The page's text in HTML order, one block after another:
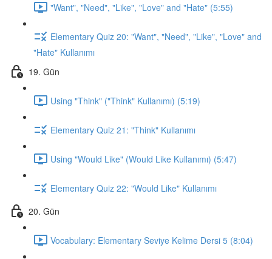
"Want", "Need", "Like", "Love" and "Hate" (5:55)
Elementary Quiz 20: "Want", "Need", "Like", "Love" and
"Hate" Kullanımı
19. Gün
Using "Think" ("Think" Kullanımı) (5:19)
Elementary Quiz 21: "Think" Kullanımı
Using "Would Like" (Would Like Kullanımı) (5:47)
Elementary Quiz 22: "Would Like" Kullanımı
20. Gün
Vocabulary: Elementary Seviye Kelime Dersi 5 (8:04)